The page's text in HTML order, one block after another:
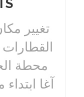
تغيير
محطة